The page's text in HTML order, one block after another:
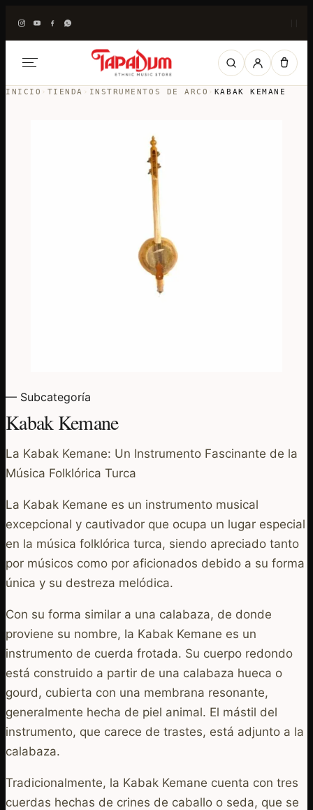
INICIO › TIENDA › INSTRUMENTOS DE ARCO › KABAK KEMANE
— Subcategoría
Kabak Kemane
La Kabak Kemane: Un Instrumento Fascinante de la
Música Folklórica Turca
La Kabak Kemane es un instrumento musical
excepcional y cautivador que ocupa un lugar especial
en la música folklórica turca, siendo apreciado tanto
por músicos como por aficionados debido a su forma
única y su destreza melódica.
Con su forma similar a una calabaza, de donde
proviene su nombre, la Kabak Kemane es un
instrumento de cuerda frotada. Su cuerpo redondo
está construido a partir de una calabaza hueca o
gourd, cubierta con una membrana resonante,
generalmente hecha de piel animal. El mástil del
instrumento, que carece de trastes, está adjunto a la
calabaza.
Tradicionalmente, la Kabak Kemane cuenta con tres
cuerdas hechas de crines de caballo o seda, que se